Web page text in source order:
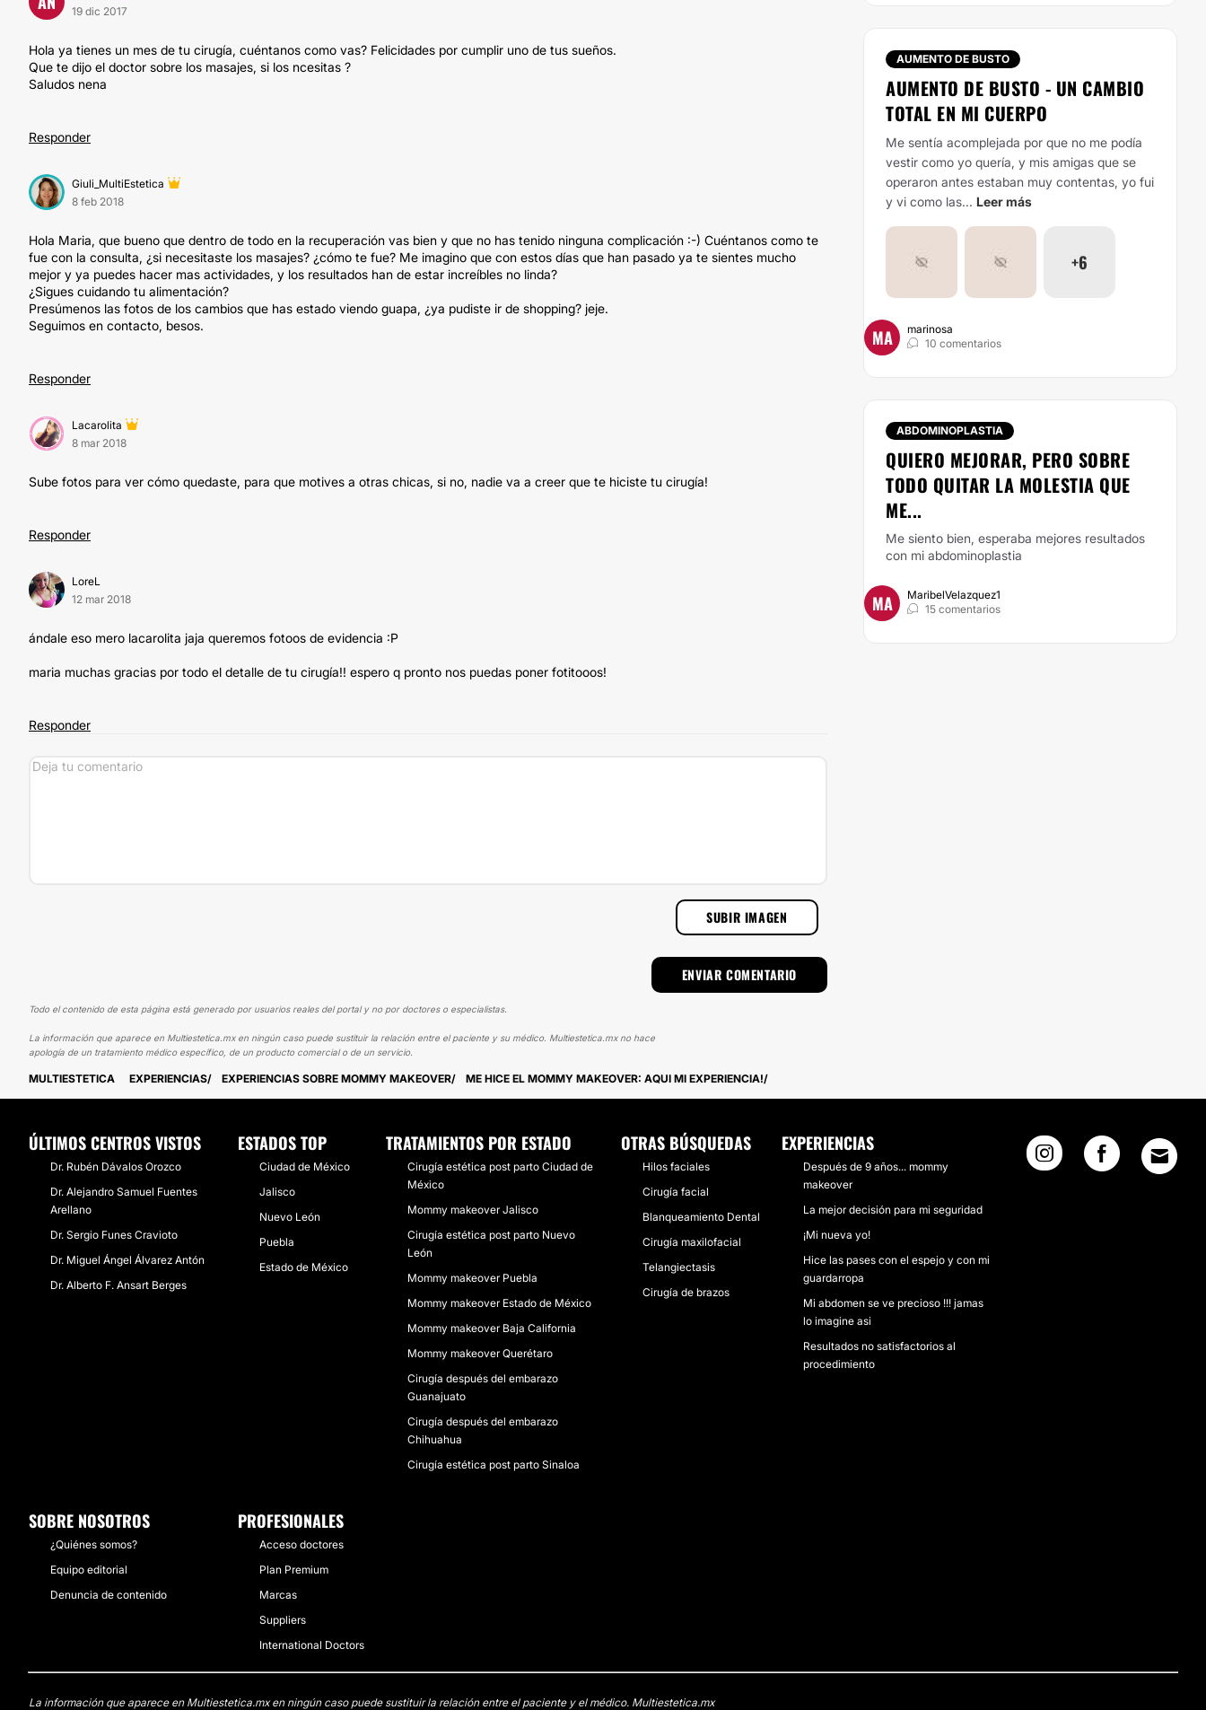
19 dic 2017
Hola ya tienes un mes de tu cirugía, cuéntanos como vas? Felicidades por cumplir uno de tus sueños.
Que te dijo el doctor sobre los masajes, si los ncesitas ?
Saludos nena
Responder
Giuli_MultiEstetica
8 feb 2018
Hola Maria, que bueno que dentro de todo en la recuperación vas bien y que no has tenido ninguna complicación :-) Cuéntanos como te
fue con la consulta, ¿si necesitaste los masajes? ¿cómo te fue? Me imagino que con estos días que han pasado ya te sientes mucho
mejor y ya puedes hacer mas actividades, y los resultados han de estar increíbles no linda?
¿Sigues cuidando tu alimentación?
Presúmenos las fotos de los cambios que has estado viendo guapa, ¿ya pudiste ir de shopping? jeje.
Seguimos en contacto, besos.
Responder
Lacarolita
8 mar 2018
Sube fotos para ver cómo quedaste, para que motives a otras chicas, si no, nadie va a creer que te hiciste tu cirugía!
Responder
LoreL
12 mar 2018
ándale eso mero lacarolita jaja queremos fotoos de evidencia :P
maria muchas gracias por todo el detalle de tu cirugía!! espero q pronto nos puedas poner fotitooos!
Responder
SUBIR IMAGEN
AUMENTO DE BUSTO
AUMENTO DE BUSTO - UN CAMBIO
TOTAL EN MI CUERPO
Me sentía acomplejada por que no me podía
vestir como yo quería, y mis amigas que se
operaron antes estaban muy contentas, yo fui
y vi como las... Leer más
+6
MA
marinosa
10 comentarios
ABDOMINOPLASTIA
QUIERO MEJORAR, PERO SOBRE
TODO QUITAR LA MOLESTIA QUE
ME...
Me siento bien, esperaba mejores resultados
con mi abdominoplastia
MA
MaribelVelazquez1
15 comentarios
Todo el contenido de esta página está generado por usuarios reales del portal y no por doctores o especialistas.
La información que aparece en Multiestetica.mx en ningún caso puede sustituir la relación entre el paciente y su médico. Multiestetica.mx no hace
apología de un tratamiento médico específico, de un producto comercial o de un servicio.
MULTIESTETICA EXPERIENCIAS EXPERIENCIAS SOBRE MOMMY MAKEOVER ME HICE EL MOMMY MAKEOVER: AQUI MI EXPERIENCIA!
ÚLTIMOS CENTROS VISTOS
Dr. Rubén Dávalos Orozco
Dr. Alejandro Samuel Fuentes
Arellano
Dr. Sergio Funes Cravioto
Dr. Miguel Ángel Álvarez Antón
Dr. Alberto F. Ansart Berges
ESTADOS TOP
Ciudad de México
Jalisco
Nuevo León
Puebla
Estado de México
TRATAMIENTOS POR ESTADO
Cirugía estética post parto Ciudad de
México
Mommy makeover Jalisco
Cirugía estética post parto Nuevo
León
Mommy makeover Puebla
Mommy makeover Estado de México
Mommy makeover Baja California
Mommy makeover Querétaro
Cirugía después del embarazo
Guanajuato
Cirugía después del embarazo
Chihuahua
Cirugía estética post parto Sinaloa
OTRAS BÚSQUEDAS
Hilos faciales
Cirugía facial
Blanqueamiento Dental
Cirugía maxilofacial
Telangiectasis
Cirugía de brazos
EXPERIENCIAS
Después de 9 años... mommy
makeover
La mejor decisión para mi seguridad
¡Mi nueva yo!
Hice las pases con el espejo y con mi
guardarropa
Mi abdomen se ve precioso !!! jamas
lo imagine asi
Resultados no satisfactorios al
procedimiento
SOBRE NOSOTROS
¿Quiénes somos?
Equipo editorial
Denuncia de contenido
PROFESIONALES
Acceso doctores
Plan Premium
Marcas
Suppliers
International Doctors
La información que aparece en Multiestetica.mx en ningún caso puede sustituir la relación entre el paciente y el médico. Multiestetica.mx